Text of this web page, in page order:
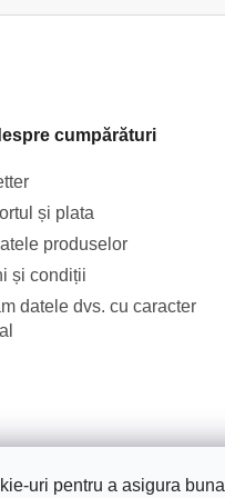
uri pentru a asigura buna
cumpărături
și plata
produselor
și condiții
datele dvs. cu caracter